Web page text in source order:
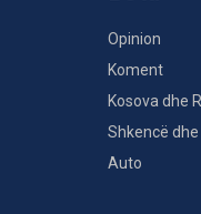
Opinion
Koment
Kosova dhe
Shkencë
Auto